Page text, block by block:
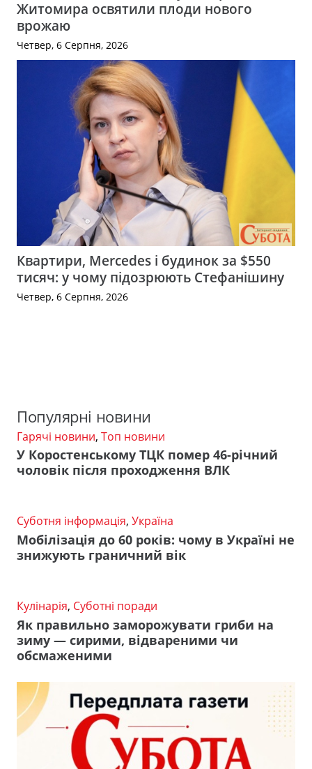
Житомира освятили плоди нового
врожаю
Четвер, 6 Серпня, 2026
Квартири, Mercedes і будинок за $550
тисяч: у чому підозрюють Стефанішину
Четвер, 6 Серпня, 2026
Популярні новини
Гарячі новини, Топ новини
У Коростенському ТЦК помер 46-річний
чоловік після проходження ВЛК
Суботня інформація, Україна
Мобілізація до 60 років: чому в Україні не
знижують граничний вік
Кулінарія, Суботні поради
Як правильно заморожувати гриби на
зиму — сирими, відвареними чи
обсмаженими